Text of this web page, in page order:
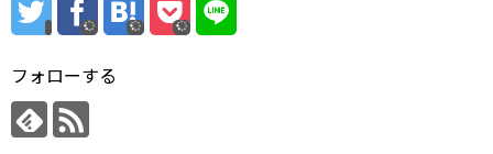
フォローする